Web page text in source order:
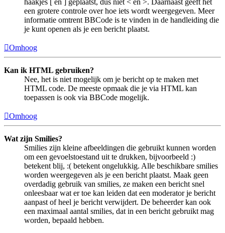
haakjes [ en ] geplaatst, dus niet < en >. Daarnaast geeft het
een grotere controle over hoe iets wordt weergegeven. Meer
informatie omtrent BBCode is te vinden in de handleiding die
je kunt openen als je een bericht plaatst.
Omhoog
Kan ik HTML gebruiken?
Nee, het is niet mogelijk om je bericht op te maken met
HTML code. De meeste opmaak die je via HTML kan
toepassen is ook via BBCode mogelijk.
Omhoog
Wat zijn Smilies?
Smilies zijn kleine afbeeldingen die gebruikt kunnen worden
om een gevoelstoestand uit te drukken, bijvoorbeeld :)
betekent blij, :( betekent ongelukkig. Alle beschikbare smilies
worden weergegeven als je een bericht plaatst. Maak geen
overdadig gebruik van smilies, ze maken een bericht snel
onleesbaar wat er toe kan leiden dat een moderator je bericht
aanpast of heel je bericht verwijdert. De beheerder kan ook
een maximaal aantal smilies, dat in een bericht gebruikt mag
worden, bepaald hebben.